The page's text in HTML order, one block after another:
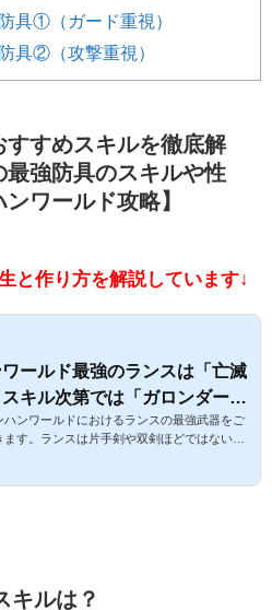
具①（ガード重視）
具②（攻撃重視）
すすめスキルを徹底解
強防具のスキルや性
ワールド攻略】
と作り方を解説しています↓
ールド最強のランスは「亡滅
キル次第では「ガロンダーラ
！入手方法・立ち回りなどを
ハンワールドにおけるランスの最強武器をご
す。ランスは片手剣や双剣ほどではないで
です！【亡滅の腕...
キルは？